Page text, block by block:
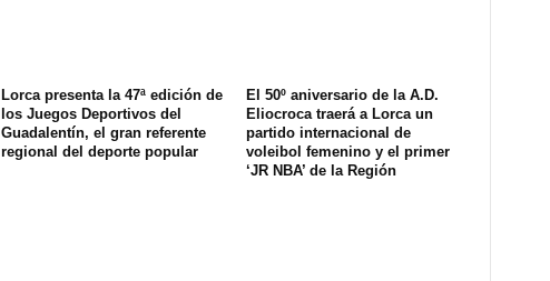
Lorca presenta la 47ª edición de
los Juegos Deportivos del
Guadalentín, el gran referente
regional del deporte popular
El 50º aniversario de la A.D.
Eliocroca traerá a Lorca un
partido internacional de
voleibol femenino y el primer
‘JR NBA’ de la Región